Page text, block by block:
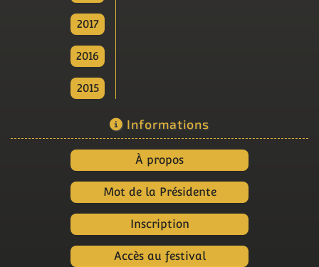
2017
2016
2015
Informations
À propos
Mot de la Présidente
Inscription
Accès au festival